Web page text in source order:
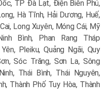
TP Đà Lạt, Điện Biên Phủ,
Hà Tĩnh, Hải Dương, Huế,
Long Xuyên, Móng Cái, Mỹ
Bình, Phan Rang Tháp
Pleiku, Quảng Ngãi, Quy
Sóc Trăng, Sơn La, Sông
Thái Bình, Thái Nguyên,
Thành Phố Tuy Hòa, Thành